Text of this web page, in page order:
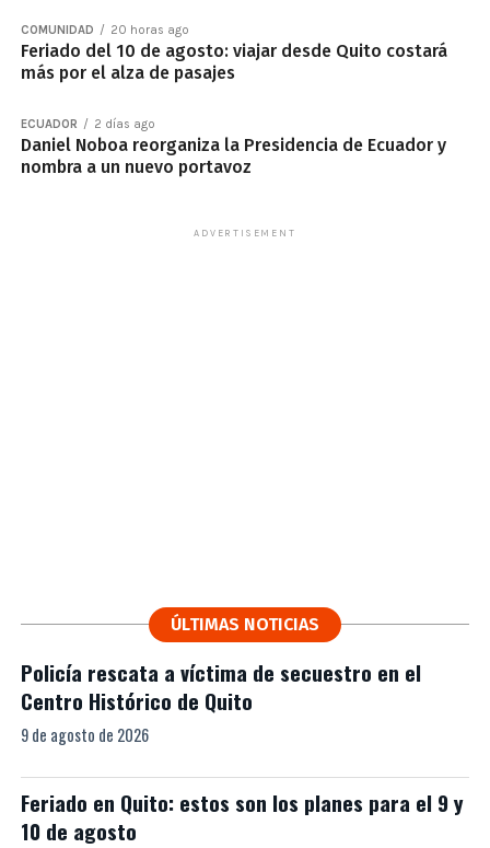
COMUNIDAD 20 horas ago
Feriado del 10 de agosto: viajar desde Quito costará
más por el alza de pasajes
ECUADOR 2 días ago
Daniel Noboa reorganiza la Presidencia de Ecuador y
nombra a un nuevo portavoz
ADVERTISEMENT
ÚLTIMAS NOTICIAS
Policía rescata a víctima de secuestro en el
Centro Histórico de Quito
9 de agosto de 2026
Feriado en Quito: estos son los planes para el 9 y
10 de agosto